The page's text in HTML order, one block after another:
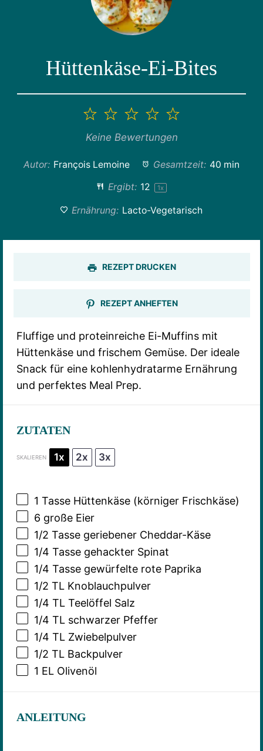
Hüttenkäse-Ei-Bites
5
4
Sterne
3
Sterne
2
Sterne
1
Stern
Keine Bewertungen
Autor: François Lemoine Gesamtzeit: 40 min
Ergibt: 12 1x
Ernährung: Lacto-Vegetarisch
REZEPT DRUCKEN
REZEPT ANHEFTEN
Fluffige und proteinreiche Ei-Muffins mit
Hüttenkäse und frischem Gemüse. Der ideale
Snack für eine kohlenhydratarme Ernährung
und perfektes Meal Prep.
ZUTATEN
SKALIEREN 1x 2x 3x
1 Tasse Hüttenkäse (körniger Frischkäse)
6 große Eier
1/2 Tasse geriebener Cheddar-Käse
1/4 Tasse gehackter Spinat
1/4 Tasse gewürfelte rote Paprika
1/2 TL Knoblauchpulver
1/4 TL Teelöffel Salz
1/4 TL schwarzer Pfeffer
1/4 TL Zwiebelpulver
1/2 TL Backpulver
1 EL Olivenöl
ANLEITUNG